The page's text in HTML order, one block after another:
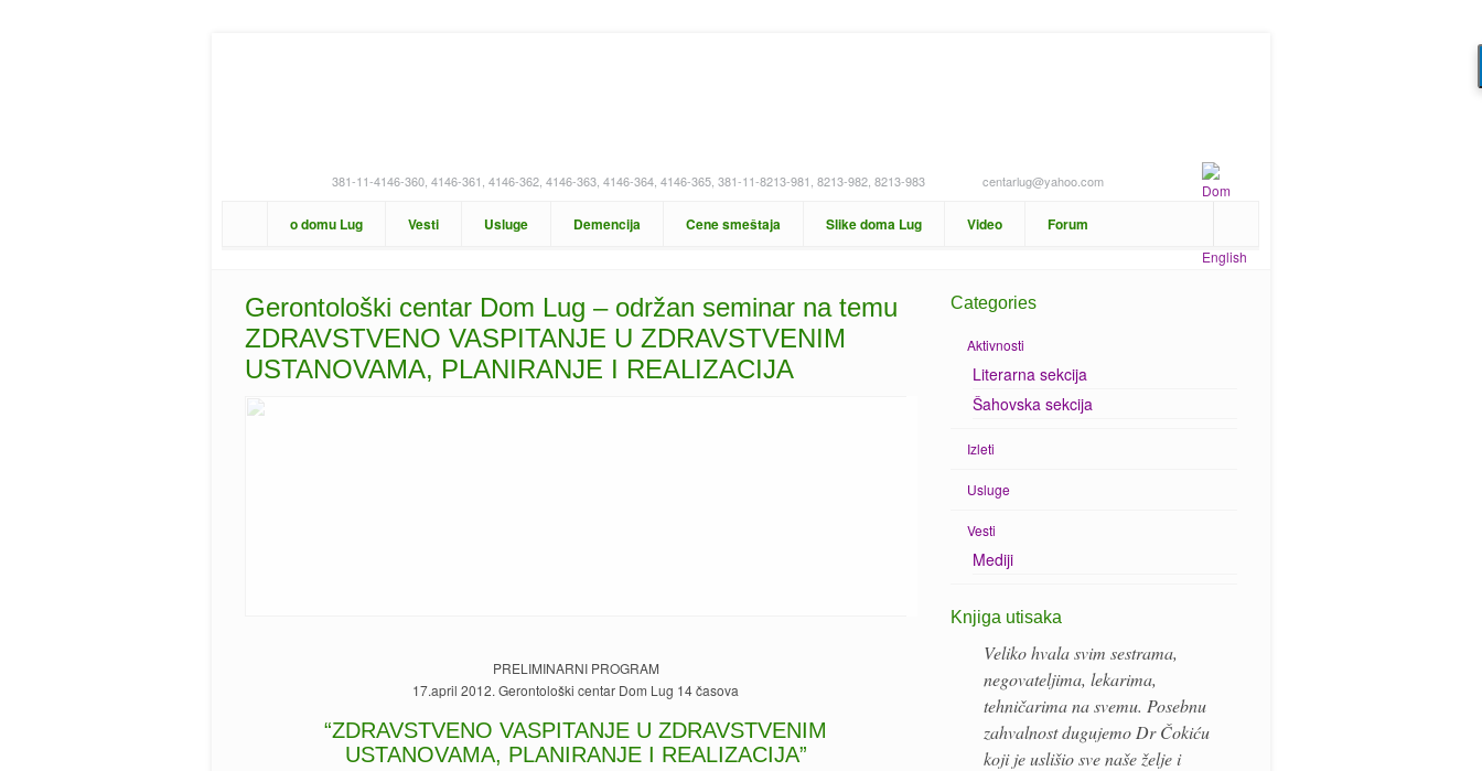
381-11-4146-360, 4146-361, 4146-362, 4146-363, 4146-364, 4146-365, 381-11-8213-981, 8213-982, 8213-983 centarlug@yahoo.com
o domu Lug Vesti Usluge Demencija Cene smeštaja Slike doma Lug Video Forum
Gerontološki centar Dom Lug – održan seminar na temu
ZDRAVSTVENO VASPITANJE U ZDRAVSTVENIM
USTANOVAMA, PLANIRANJE I REALIZACIJA
PRELIMINARNI PROGRAM
17.april 2012. Gerontološki centar Dom Lug 14 časova
“ZDRAVSTVENO VASPITANJE U ZDRAVSTVENIM
USTANOVAMA, PLANIRANJE I REALIZACIJA”
Categories
Aktivnosti
Literarna sekcija
Šahovska sekcija
Izleti
Usluge
Vesti
Mediji
Knjiga utisaka
Veliko hvala svim sestrama,
negovateljima, lekarima,
tehničarima na svemu. Posebnu
zahvalnost dugujemo Dr Čokiću
koji je uslišio sve naše želje i